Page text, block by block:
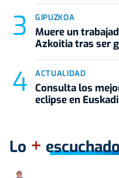
GIPUZKOA
Muere un
Azkoitia tras ser
ACTUALIDAD
Consulta los
eclipse en Euskadi
Lo +